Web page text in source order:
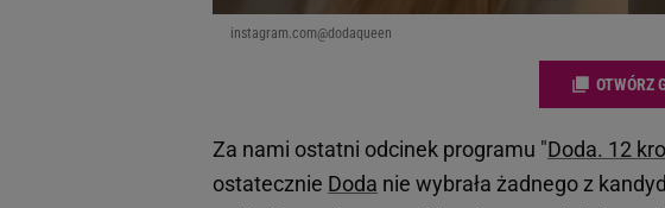
instagram.com@dodaqueen
OTWÓRZ
Za nami ostatni odcinek programu "Doda. 12
ostatecznie Doda nie wybrała żadnego z